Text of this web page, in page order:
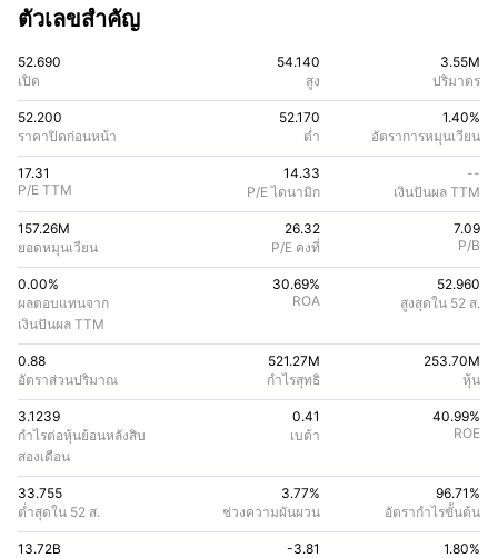
ตัวเลขสำคัญ
52.690
เปิด
54.140
สูง
3.55M
ปริมาตร
17.31
P/E TTM
14.33
P/E ไดนามิก
--
เงินปันผล TTM
1.40%
อัตราการหมุนเวียน
52.200
ราคาปิดก่อนหน้า
52.170
ต่ำ
157.26M
ยอดหมุนเวียน
26.32
P/E คงที่
7.09
P/B
0.00%
ผลตอบแทนจาก
เงินปันผล TTM
30.69%
ROA
52.960
สูงสุดใน 52 ส.
0.88
อัตราส่วนปริมาณ
521.27M
กําไรสุทธิ
253.70M
หุ้น
3.1239
กําไรต่อหุ้นย้อนหลังสิบ
สองเดือน
0.41
เบต้า
40.99%
ROE
33.755
ต่ำสุดใน 52 ส.
3.77%
ช่วงความผันผวน
96.71 %
อัตรากําไรขั้นต้น
13.72B
-3.81
1.80%